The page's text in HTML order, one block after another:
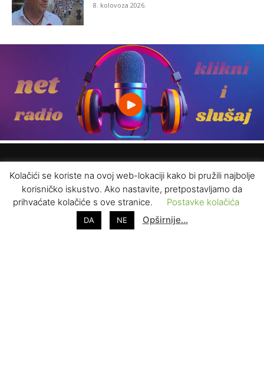
8. kolovoza 2026.
Kolačići se koriste na ovoj web-lokaciji kako bi pružili najbolje
korisničko iskustvo. Ako nastavite, pretpostavljamo da
prihvaćate kolačiće s ove stranice.
Postavke kolačića
DA NE Opširnije…